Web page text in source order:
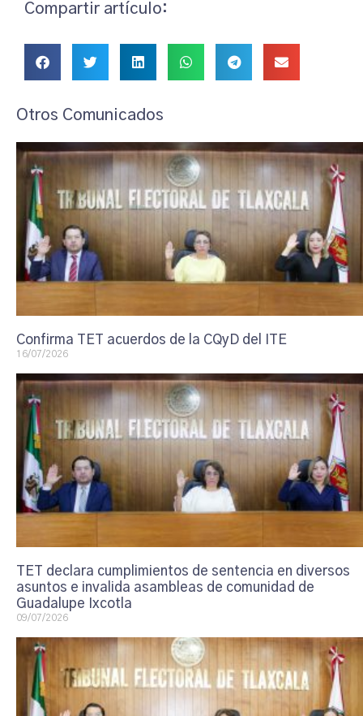
Compartir artículo:
Otros Comunicados
Confirma TET acuerdos de la CQyD del ITE
16/07/2026
TET declara cumplimientos de sentencia en diversos
asuntos e invalida asambleas de comunidad de
Guadalupe Ixcotla
09/07/2026